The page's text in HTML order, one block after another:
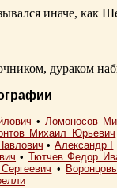
иначе, как
дураком
• Ломоносов
Михаил Юрьевич
• Александр I
• Тютчев Федор
•